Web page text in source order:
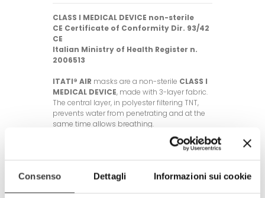
Consenso Dettagli Informazioni sui cookie
CLASS I MEDICAL DEVICE non-sterile
CE Certificate of Conformity Dir. 93/42
CE
Italian Ministry of Health Register n.
2006513
ITATI® AIR masks are a non-sterile CLASS I
MEDICAL DEVICE, made with 3-layer fabric.
The central layer, in polyester filtering TNT,
prevents water from penetrating and at the
same time allows breathing.
General characteristics of the mask:
- Washable up to 60°C, up to 50 times